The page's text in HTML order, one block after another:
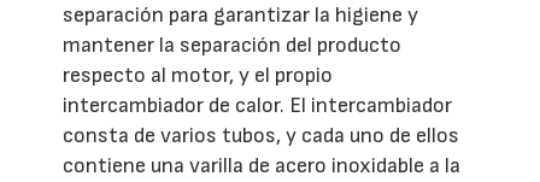
separación para garantizar la higiene y
mantener la separación del producto
respecto al motor, y el propio
intercambiador de calor. El intercambiador
consta de varios tubos, y cada uno de ellos
contiene una varilla de acero inoxidable a la